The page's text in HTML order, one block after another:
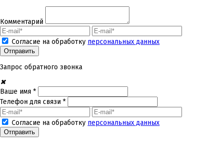
Комментарий
Согласие на обработку персональных данных
Запрос обратного звонка
✖
Ваше имя *
Телефон для связи *
Согласие на обработку персональных данных